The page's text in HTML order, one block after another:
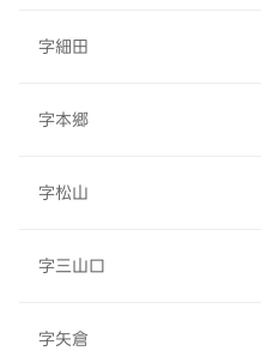
字細田
字本郷
字松山
字三山口
字矢倉